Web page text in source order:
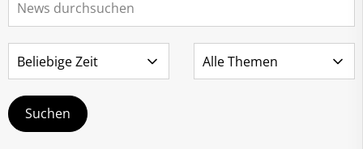
Leistungs- & Wettkampfsport
Schwimmen lernen
Sportentwicklung
Service
Vereinsfinder
Lizenzwesen
Zentrale Hinweisstelle
Anti-Doping
Recht auf sicheren Schwimmsport
Abteilungen